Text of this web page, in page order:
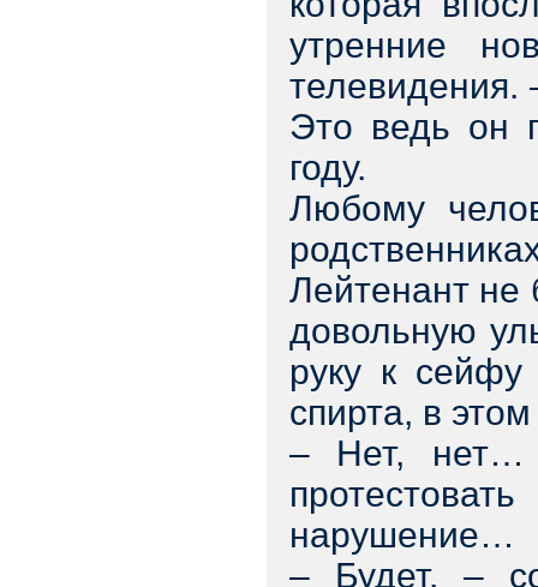
утренние
Это ведь он
году.
Любому
Лейтенант не
довольную
руку к
спирта, в
– Нет, нет…
нарушение…
– Будет, –